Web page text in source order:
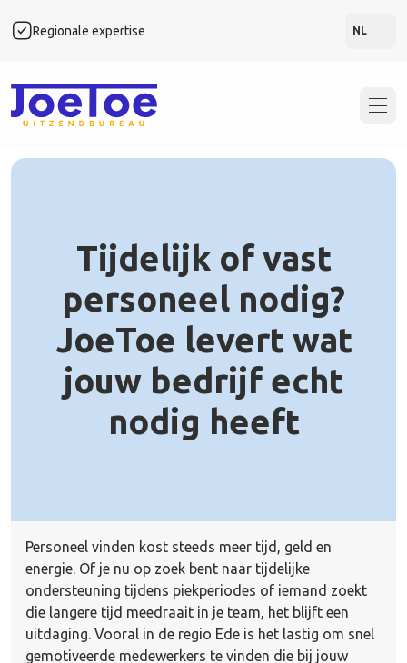
Regionale expertise NL
Tijdelijk of vast
personeel nodig?
JoeToe levert wat
jouw bedrijf echt
nodig heeft
Personeel vinden kost steeds meer tijd, geld en
energie. Of je nu op zoek bent naar tijdelijke
ondersteuning tijdens piekperiodes of iemand zoekt
die langere tijd meedraait in je team, het blijft een
uitdaging. Vooral in de regio Ede is het lastig om snel
gemotiveerde medewerkers te vinden die bij jouw